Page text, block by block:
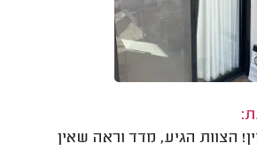
הצוות הגיע, מדד וראה שאין